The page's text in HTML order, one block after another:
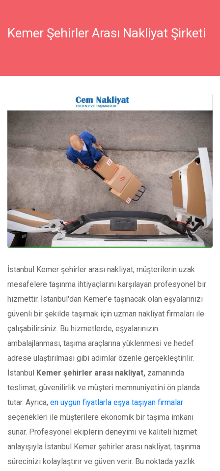
Kemer Şehirler Arası Nakliyat Şirketi
İstanbul Kemer şehirler arası nakliyat, müşterilerin uzak
mesafelere taşınma ihtiyaçlarını karşılayan profesyonel bir
hizmettir. İstanbul'dan Kemer'e taşınacak olan eşyalarınızı
güvenli bir şekilde taşımak için uzman nakliyat firmaları ile
çalışabilirsiniz. Bu hizmetlerde, eşyalarınızın
ambalajlanması, taşıma araçlarına yüklenmesi ve hedef
adrese ulaştırılması gibi adımlar özenle gerçekleştirilir.
İstanbul
Kemer şehirler arası nakliyat, zamanında
teslimat, güvenilirlik ve müşteri memnuniyetini ön planda
tutar. Ayrıca, en uygun fiyatlarla eşya taşıyan firmalar
seçenekleri ile müşterilere ekonomik bir taşıma imkanı
sunar. Profesyonel ekiplerin deneyimi ve kaliteli hizmet
anlayışıyla İstanbul Kemer şehirler arası nakliyat, taşınma
sürecinizi kolaylaştırır ve güven verir. Bu noktada yazlık